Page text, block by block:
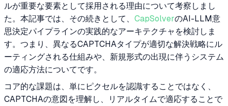
ルが重要な要素として採用される理由について考察しまし
た。本記事では、その続きとして、 CapSolverのAI-LLM意
思決定パイプラインの実践的なアーキテクチャを検討しま
す。つまり、異なるCAPTCHAタイプが適切な解決戦略にル
ーティングされる仕組みや、新規形式の出現に伴うシステム
の適応方法についてです。
コア的な課題は、単にピクセルを認識することではなく、
CAPTCHAの意図を理解し、リアルタイムで適応することで